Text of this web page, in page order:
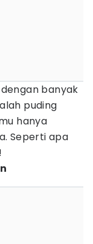
banyak
puding
hanya
Seperti apa